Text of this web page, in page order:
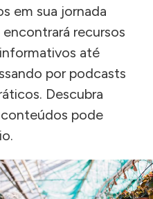
em sua jornada
recursos
até
por podcasts
Descubra
pode